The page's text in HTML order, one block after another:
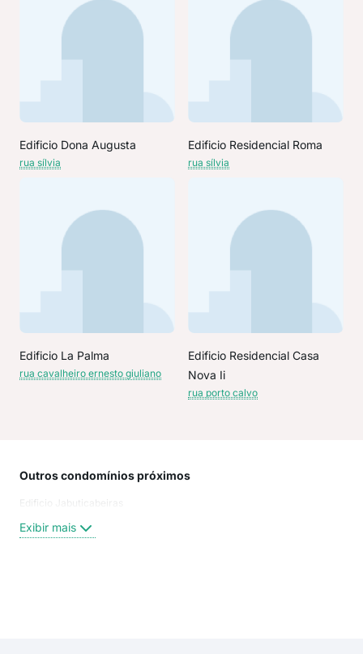
Edificio Dona Augusta
rua sílvia
Edificio Residencial Roma
rua sílvia
Edificio La Palma
rua cavalheiro ernesto giuliano
Edificio Residencial Casa
Nova Ii
rua porto calvo
Outros condomínios próximos
Edificio Jabuticabeiras
Exibir mais